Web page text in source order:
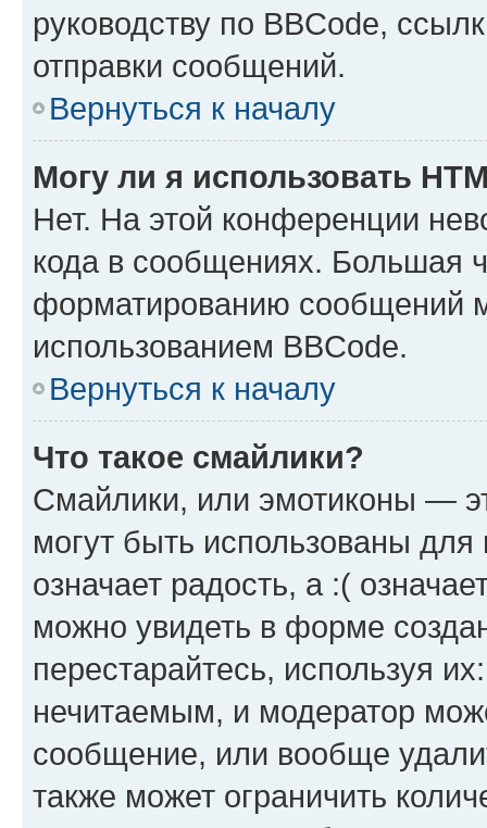
руководству по BBCode,
отправки сообщений.
Вернуться к началу
Могу ли я использовать
Нет. На этой конференции
кода в сообщениях. Большая
форматированию сообщений
использованием BBCode.
Вернуться к началу
Что такое смайлики?
Смайлики, или эмотиконы —
могут быть использованы
означает радость, а :(
можно увидеть в форме
перестарайтесь, используя
нечитаемым, и модератор
сообщение, или вообще
также может ограничить